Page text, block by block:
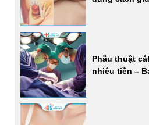
Phẫu thuật
nhiêu tiền –